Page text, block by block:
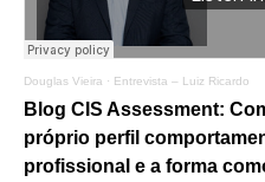
Douglas Vieira · Entrevista – Luiz Ricardo
Blog CIS Assessment:
próprio perfil
profissional e a forma